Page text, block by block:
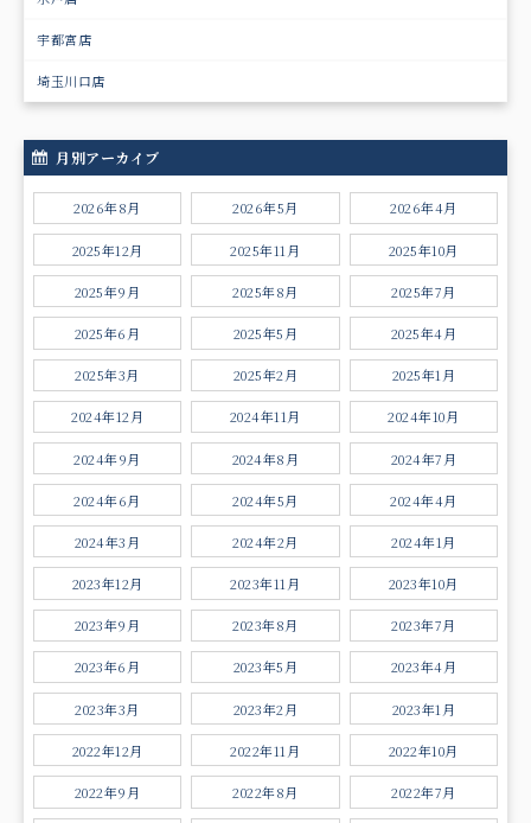
宇都宮店
埼玉川口店
月別アーカイブ
2026年8月 2026年5月 2026年4月
2025年12月 2025年11月 2025年10月
2025年9月 2025年8月 2025年7月
2025年6月 2025年5月 2025年4月
2025年3月 2025年2月 2025年1月
2024年12月 2024年11月 2024年10月
2024年9月 2024年8月 2024年7月
2024年6月 2024年5月 2024年4月
2024年3月 2024年2月 2024年1月
2023年12月 2023年11月 2023年10月
2023年9月 2023年8月 2023年7月
2023年6月 2023年5月 2023年4月
2023年3月 2023年2月 2023年1月
2022年12月 2022年11月 2022年10月
2022年9月 2022年8月 2022年7月